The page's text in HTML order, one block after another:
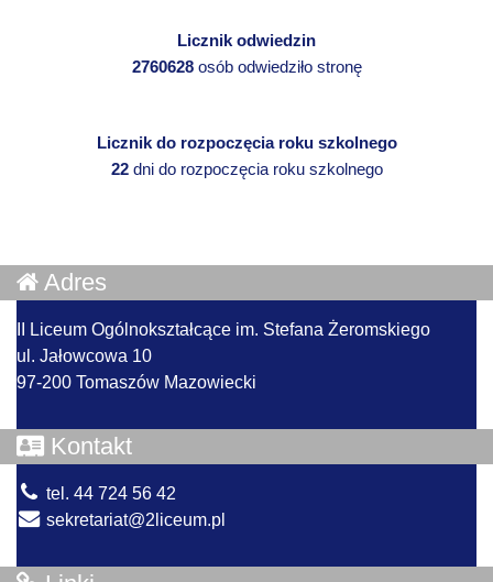
Licznik odwiedzin
2760628osób odwiedziło stronę
Licznik do rozpoczęcia roku szkolnego
22dni do rozpoczęcia roku szkolnego
Adres
II Liceum Ogólnokształcące im. Stefana Żeromskiego
ul. Jałowcowa 10
97-200 Tomaszów Mazowiecki
Kontakt
tel. 44 724 56 42
sekretariat@2liceum.pl